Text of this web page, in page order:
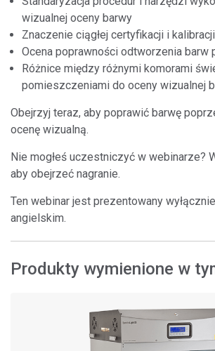
wizualnej oceny barwy
Znaczenie ciągłej certyfikacji i kalibracji
Ocena poprawności odtworzenia barw
Różnice między różnymi komorami
pomieszczeniami do oceny wizualnej
Obejrzyj teraz, aby poprawić barwę
ocenę wizualną.
Nie mogłeś uczestniczyć w webinarze?
aby obejrzeć nagranie.
Ten webinar jest prezentowany
angielskim.
Produkty wymienione w